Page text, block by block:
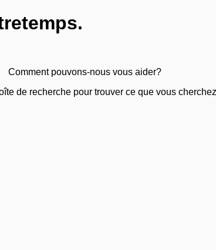
Comment pouvons-nous vous aider?
de recherche pour trouver ce que vous